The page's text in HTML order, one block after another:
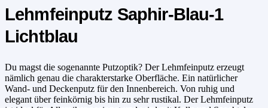
Lehmfeinputz Saphir-Blau-1
Lichtblau
Du magst die sogenannte Putzoptik? Der Lehmfeinputz erzeugt
nämlich genau die charakterstarke Oberfläche. Ein natürlicher
Wand- und Deckenputz für den Innenbereich. Von ruhig und
elegant über feinkörnig bis hin zu sehr rustikal. Der Lehmfeinputz